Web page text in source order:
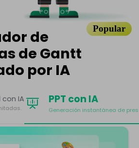
de
de Gantt
por IA
Popular
IA PPT con IA
Generación instantánea de